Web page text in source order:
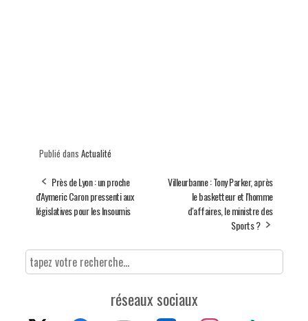
Publié dans Actualité
Près de Lyon : un proche
d'Aymeric Caron pressenti aux
législatives pour les Insoumis
Villeurbanne : Tony Parker, après
le basketteur et l'homme
d'affaires, le ministre des
Sports ?
réseaux sociaux